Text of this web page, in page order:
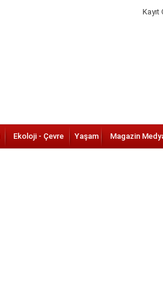
Kayıt
Ekoloji - Çevre Yaşam Magazin